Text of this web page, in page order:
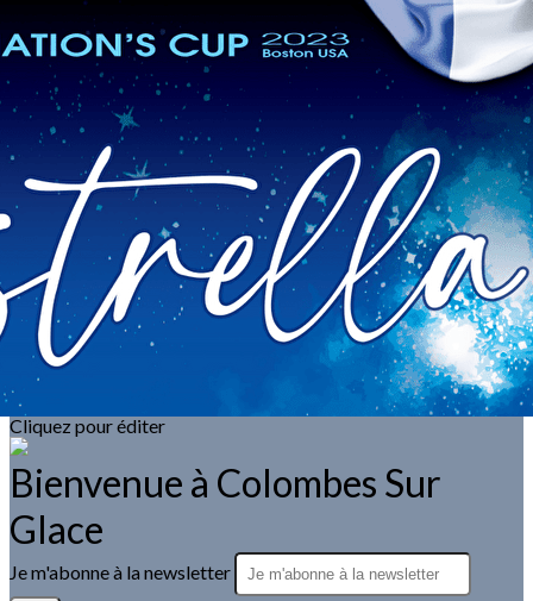
Exporter les lignes sélectionnées
Exporter toutes les colonnes
Exporter uniquement les colonnes affichées
Menu
>
Boutique
Goodies
Images de la page d'accueil
Cliquez pour éditer
Texte, bouton et/ou inscription à la newsletter
Cliquez pour éditer
Bienvenue à Colombes Sur
Glace
Je m'abonne à la newsletter